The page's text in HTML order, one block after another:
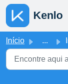
Ir para o
Kenlo
Início ...